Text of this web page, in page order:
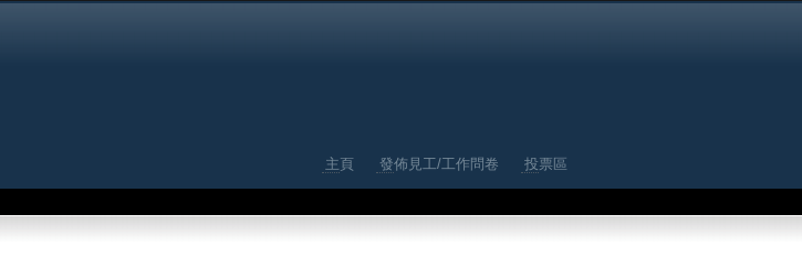
主頁 發佈見工/工作問卷 投票區